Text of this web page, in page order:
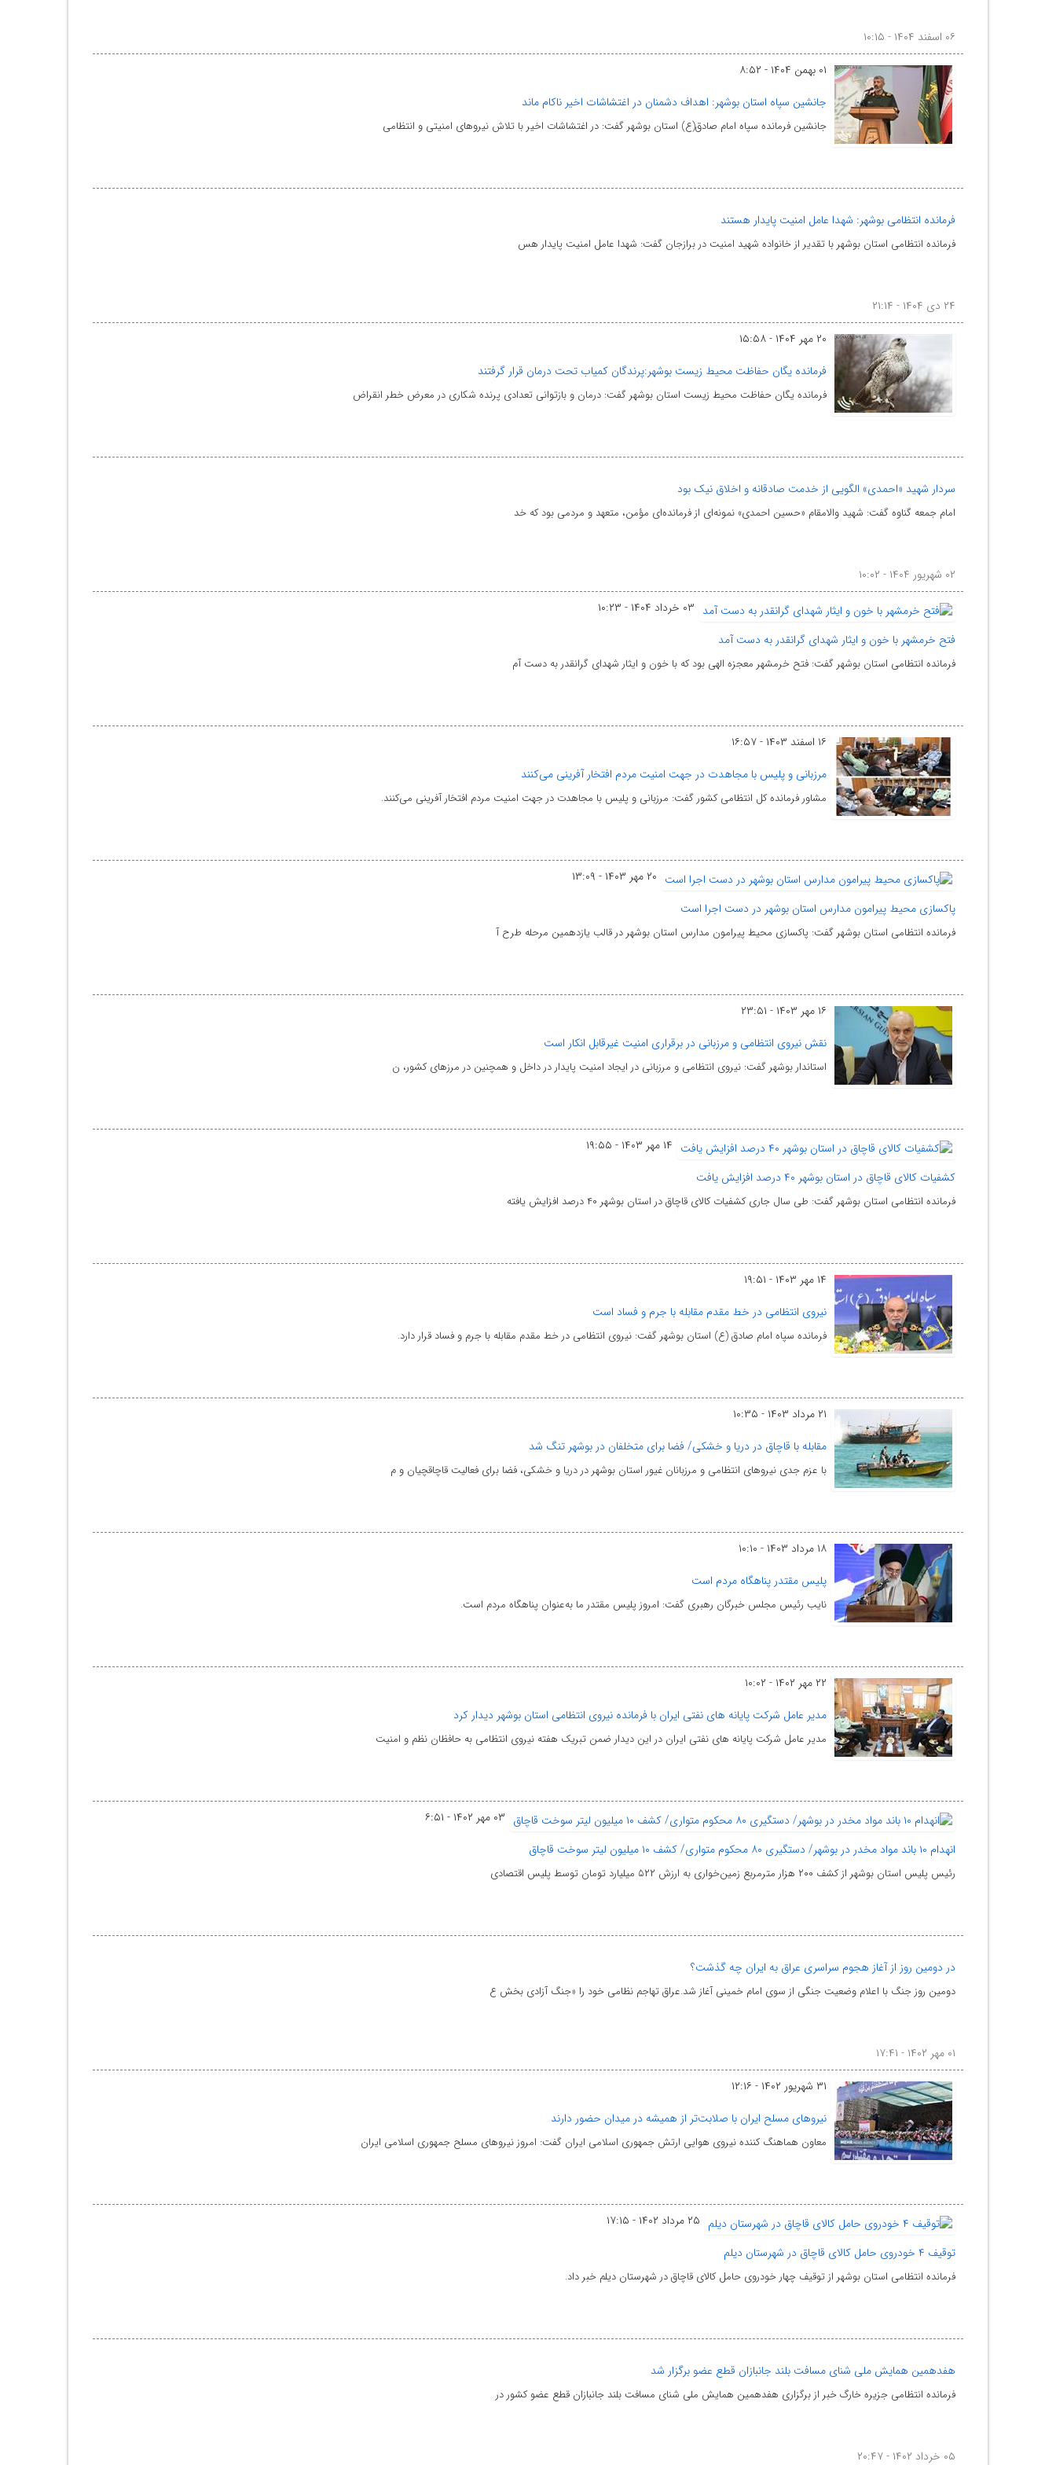
۰۶ اسفند ۱۴۰۴ - ۱۰:۱۵
۰۱ بهمن ۱۴۰۴ - ۸:۵۲
جانشین سپاه استان بوشهر: اهداف دشمنان در اغتشاشات اخیر ناکام ماند
جانشین فرمانده سپاه امام صادق(ع) استان بوشهر گفت: در اغتشاشات اخیر با تلاش نیروهای امنیتی و انتظامی
فرمانده انتظامی بوشهر: شهدا عامل امنیت پایدار هستند
فرمانده انتظامی استان بوشهر با تقدیر از خانواده شهید امنیت در برازجان گفت: شهدا عامل امنیت پایدار هس
۲۴ دی ۱۴۰۴ - ۲۱:۱۴
۲۰ مهر ۱۴۰۴ - ۱۵:۵۸
فرمانده یگان حفاظت محیط زیست بوشهر:پرندگان کمیاب تحت درمان قرار گرفتند
فرمانده یگان حفاظت محیط زیست استان بوشهر گفت: درمان و بازتوانی تعدادی پرنده شکاری در معرض خطر انقراض
سردار شهید «احمدی» الگویی از خدمت صادقانه و اخلاق نیک بود
امام جمعه گناوه گفت: شهید والامقام «حسین احمدی» نمونه‌ای از فرمانده‌ای مؤمن، متعهد و مردمی بود که خد
۰۲ شهریور ۱۴۰۴ - ۱۰:۰۲
۰۳ خرداد ۱۴۰۴ - ۱۰:۲۳
فتح خرمشهر با خون و ایثار شهدای گرانقدر به دست آمد
فرمانده انتظامی استان بوشهر گفت: فتح خرمشهر معجزه الهی بود که با خون و ایثار شهدای گرانقدر به دست آم
۱۶ اسفند ۱۴۰۳ - ۱۶:۵۷
مرزبانی و پلیس با مجاهدت در جهت امنیت مردم افتخار آفرینی می‌کنند
مشاور فرمانده کل انتظامی کشور گفت: مرزبانی و پلیس با مجاهدت در جهت امنیت مردم افتخار آفرینی می‌کنند.
۲۰ مهر ۱۴۰۳ - ۱۳:۰۹
پاکسازی محیط پیرامون مدارس استان بوشهر در دست اجرا است
فرمانده انتظامی استان بوشهر گفت: پاکسازی محیط پیرامون مدارس استان بوشهر در قالب یازدهمین مرحله طرح آ
۱۶ مهر ۱۴۰۳ - ۲۳:۵۱
نقش نیروی انتظامی و مرزبانی در برقراری امنیت غیرقابل انکار است
استاندار بوشهر گفت: نیروی انتظامی و مرزبانی در ایجاد امنیت پایدار در داخل و همچنین در مرزهای کشور، ن
۱۴ مهر ۱۴۰۳ - ۱۹:۵۵
کشفیات کالای قاچاق در استان بوشهر ۴۰ درصد افزایش یافت
فرمانده انتظامی استان بوشهر گفت: طی سال جاری کشفیات کالای قاچاق در استان بوشهر ۴۰ درصد افزایش یافته
۱۴ مهر ۱۴۰۳ - ۱۹:۵۱
نیروی انتظامی در خط مقدم مقابله با جرم و فساد است
فرمانده سپاه امام صادق (ع) استان بوشهر گفت: نیروی انتظامی در خط مقدم مقابله با جرم و فساد قرار دارد.
۲۱ مرداد ۱۴۰۳ - ۱۰:۳۵
مقابله با قاچاق در دریا و خشکی/ فضا برای متخلفان در بوشهر تنگ شد
با عزم جدی نیروهای انتظامی و مرزبانان غیور استان بوشهر در دریا و خشکی، فضا برای فعالیت قاچاقچیان و م
۱۸ مرداد ۱۴۰۳ - ۱۰:۱۰
پلیس مقتدر پناهگاه مردم است
نایب رئیس مجلس خبرگان رهبری گفت: امروز پلیس مقتدر ما به‌عنوان پناهگاه مردم است.
۲۲ مهر ۱۴۰۲ - ۱۰:۰۲
مدیر عامل شرکت پایانه های نفتی ایران با فرمانده نیروی انتظامی استان بوشهر دیدار کرد
مدیر عامل شرکت پایانه های نفتی ایران در این دیدار ضمن تبریک هفته نیروی انتظامی به حافظان نظم و امنیت
۰۳ مهر ۱۴۰۲ - ۶:۵۱
انهدام ۱۰ باند ‌مواد مخدر در بوشهر/ دستگیری ۸۰ ‌محکوم‌ متواری/ کشف ۱۰ میلیون لیتر سوخت قاچاق
رئیس پلیس استان بوشهر از کشف ۲۰۰ هزار مترمربع زمین‌خواری به ارزش ۵۲۲ میلیارد تومان توسط پلیس اقتصادی
در دومین روز از آغاز هجوم سراسری عراق به ایران چه گذشت؟
دومین روز جنگ با اعلام وضعیت جنگی از سوی امام خمینی آغاز شد.عراق تهاجم نظامی خود را «جنگ آزادی بخش ع
۰۱ مهر ۱۴۰۲ - ۱۷:۴۱
۳۱ شهریور ۱۴۰۲ - ۱۲:۱۶
نیروهای مسلح ایران با صلابت‌تر از همیشه در میدان حضور دارند
معاون هماهنگ کننده نیروی هوایی ارتش جمهوری اسلامی ایران گفت: امروز نیروهای مسلح جمهوری اسلامی ایران
۲۵ مرداد ۱۴۰۲ - ۱۷:۱۵
توقیف ۴ خودروی حامل کالای قاچاق در شهرستان دیلم
فرمانده انتظامی استان بوشهر از توقیف چهار خودروی حامل کالای قاچاق در شهرستان دیلم خبر داد.
هفدهمین همایش ملی شنای مسافت بلند جانبازان قطع عضو برگزار شد
فرمانده انتظامی جزیره خارگ خبر از برگزاری هفدهمین همایش ملی شنای مسافت بلند جانبازان قطع عضو کشور در
۰۵ خرداد ۱۴۰۲ - ۲۰:۴۷